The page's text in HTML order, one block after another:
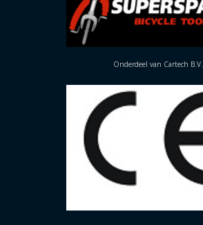
Onderdeel van Cartech B.V.